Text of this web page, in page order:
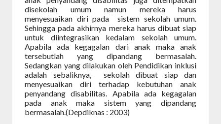
disekolah umum namun mereka harus
menyesuaikan diri pada
sistem sekolah umum.
Sehingga pada akhirnya mereka harus dibuat siap
untuk diintegrasikan kedalam sekolah umum.
Apabila ada kegagalan dari anak maka anak
tersebutlah yang dipandang bermasalah.
Sedangkan yang dilakukan oleh Pendidikan inklusi
adalah sebaliknya,
sekolah dibuat siap dan
menyesuaikan diri terhadap kebutuhan anak
penyandang disabilitas. Apabila ada kegagalan
pada anak maka sistem yang dipandang
bermasalah.(Depdiknas : 2003)